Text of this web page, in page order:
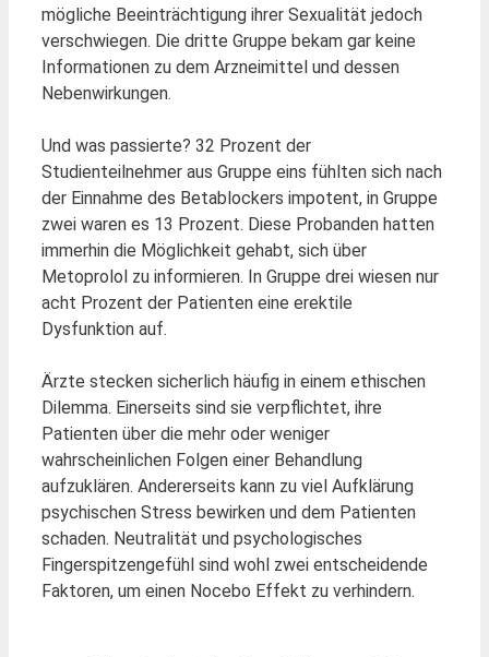
mögliche Beeinträchtigung ihrer Sexualität jedoch
verschwiegen. Die dritte Gruppe bekam gar keine
Informationen zu dem Arzneimittel und dessen
Nebenwirkungen.
Und was passierte? 32 Prozent der
Studienteilnehmer aus Gruppe eins fühlten sich nach
der Einnahme des Betablockers impotent, in Gruppe
zwei waren es 13 Prozent. Diese Probanden hatten
immerhin die Möglichkeit gehabt, sich über
Metoprolol zu informieren. In Gruppe drei wiesen nur
acht Prozent der Patienten eine erektile
Dysfunktion auf.
Ärzte stecken sicherlich häufig in einem ethischen
Dilemma. Einerseits sind sie verpflichtet, ihre
Patienten über die mehr oder weniger
wahrscheinlichen Folgen einer Behandlung
aufzuklären. Andererseits kann zu viel Aufklärung
psychischen Stress bewirken und dem Patienten
schaden. Neutralität und psychologisches
Fingerspitzengefühl sind wohl zwei entscheidende
Faktoren, um einen Nocebo Effekt zu verhindern.